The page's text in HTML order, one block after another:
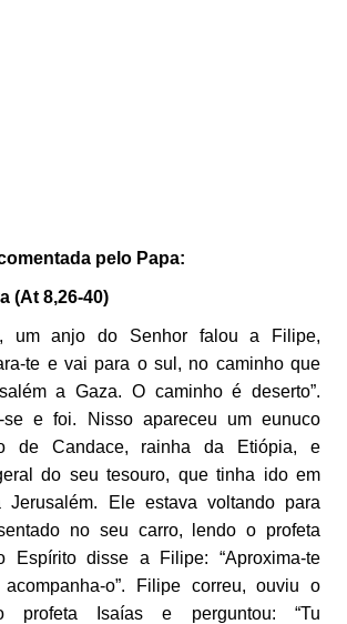
pelo Papa:
(At 8,26-40)
um anjo do Senhor falou a Filipe,
te e vai para o sul, no caminho que
a Gaza. O caminho é deserto”.
se e foi. Nisso apareceu um eunuco
de Candace, rainha da Etiópia, e
do seu tesouro, que tinha ido em
Jerusalém. Ele estava voltando para
no seu carro, lendo o profeta
Espírito disse a Filipe: “Aproxima-te
o”. Filipe correu, ouviu o
profeta Isaías e perguntou: “Tu